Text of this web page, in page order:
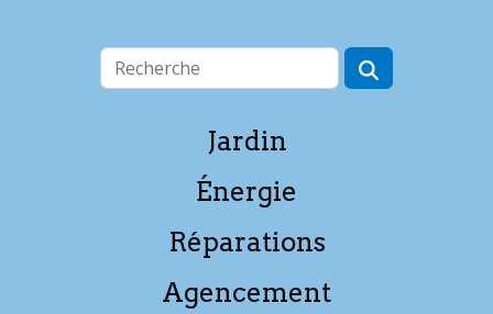
Jardin
Énergie
Réparations
Agencement